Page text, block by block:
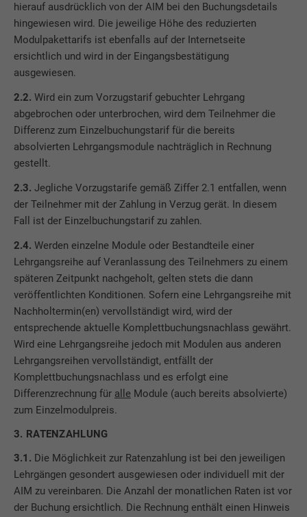
hierauf ausdrücklich von der AIM bei den Buchungsdetails
hingewiesen wird. Die jeweilige Höhe des reduzierten
Modulpakettarifs ist ebenfalls auf der Internetseite
ersichtlich und wird in der Eingangsbestätigung
ausgewiesen.
2.2. Wird ein zum Vorzugstarif gebuchter Lehrgang
abgebrochen oder unterbrochen, wird dem Teilnehmer die
Differenz zum Einzelbuchungstarif für die bereits
absolvierten Lehrgangsmodule nachträglich in Rechnung
gestellt.
2.3. Jegliche Vorzugstarife gemäß Ziffer 2.1 entfallen, wenn
der Teilnehmer mit der Zahlung in Verzug gerät. In diesem
Fall ist der Einzelbuchungstarif zu zahlen.
2.4. Werden einzelne Module oder Bestandteile einer
Lehrgangsreihe auf Veranlassung des Teilnehmers zu einem
späteren Zeitpunkt nachgeholt, gelten stets die dann
veröffentlichten Konditionen. Sofern eine Lehrgangsreihe mit
Nachholtermin(en) vervollständigt wird, wird der
entsprechende aktuelle Komplettbuchungsnachlass gewährt.
Wird eine Lehrgangsreihe jedoch mit Modulen aus anderen
Lehrgangsreihen vervollständigt, entfällt der
Komplettbuchungsnachlass und es erfolgt eine
Differenzrechnung für alle Module (auch bereits absolvierte)
zum Einzelmodulpreis.
3. RATENZAHLUNG
3.1. Die Möglichkeit zur Ratenzahlung ist bei den jeweiligen
Lehrgängen gesondert ausgewiesen oder individuell mit der
AIM zu vereinbaren. Die Anzahl der monatlichen Raten ist vor
der Buchung ersichtlich. Die Rechnung enthält einen Hinweis